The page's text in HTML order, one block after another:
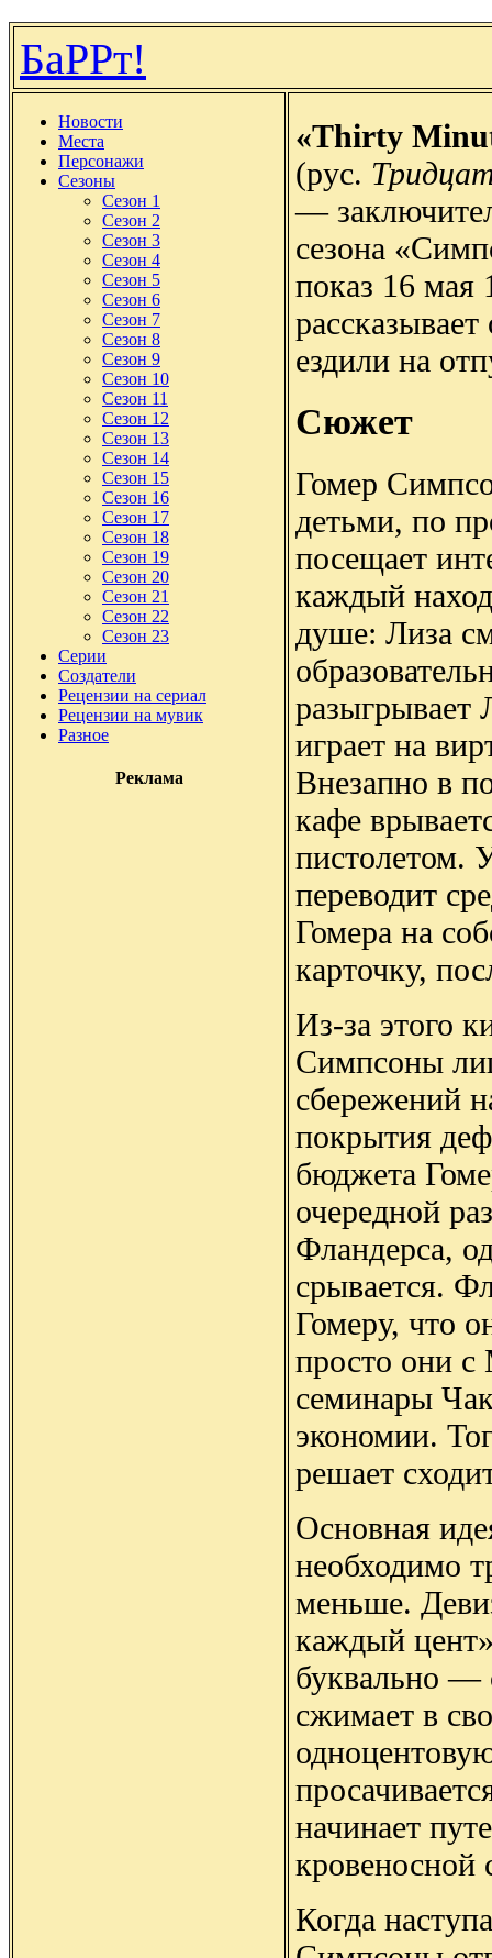
БаРРт!
Новости
Места
Персонажи
Сезоны
Сезон 1
Сезон 2
Сезон 3
Сезон 4
Сезон 5
Сезон 6
Сезон 7
Сезон 8
Сезон 9
Сезон 10
Сезон 11
Сезон 12
Сезон 13
Сезон 14
Сезон 15
Сезон 16
Сезон 17
Сезон 18
Сезон 19
Сезон 20
Сезон 21
Сезон 22
Сезон 23
Серии
Создатели
Рецензии на сериал
Рецензии на мувик
Разное
Реклама
«Thirty
(рус.
—
сезона
показ 16 мая
ездили на
Сюжет
Гомер
детьми, по
посещает
каждый
душе: Лиза
разыгрывает
играет на
Внезапно в
кафе
пистолетом.
переводит
Гомера на
карточку,
Из-за этого
Симпсоны
сбережений
покрытия
бюджета
очередной
Фландерса,
срывается.
Гомеру, что
просто они
семинары
экономии.
решает
Основная
необходимо
меньше.
каждый
буквально —
сжимает в
начинает
кровеносной
Когда